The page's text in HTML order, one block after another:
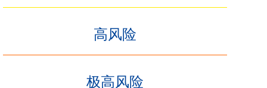
高风险
极高风险